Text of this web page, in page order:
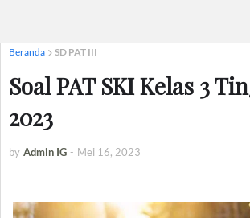
Beranda SD PAT III
Soal PAT SKI Kelas 3
2023
by Admin IG - Mei 16, 2023